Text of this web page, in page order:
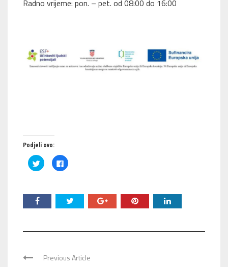
Radno vrijeme: pon. – pet. od 08:00 do 16:00
Podjeli ovo:
Podijeli
na
Twitteru
Klikom
podijelite
novom
prozoru)
Previous Article